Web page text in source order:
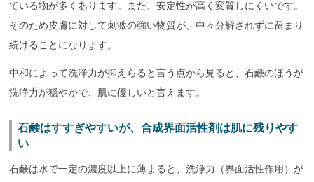
ている物が多くあります。また、安定性が高く変質しにくいです。
そのため皮膚に対して刺激の強い物質が、中々分解されずに留まり
続けることになります。
中和によって洗浄力が抑えらると言う点から見ると、石鹸のほうが
洗浄力が穏やかで、肌に優しいと言えます。
石鹸はすすぎやすいが、合成界面活性剤は肌に残りやす
い
石鹸は水で一定の濃度以上に薄まると、洗浄力（界面活性作用）が